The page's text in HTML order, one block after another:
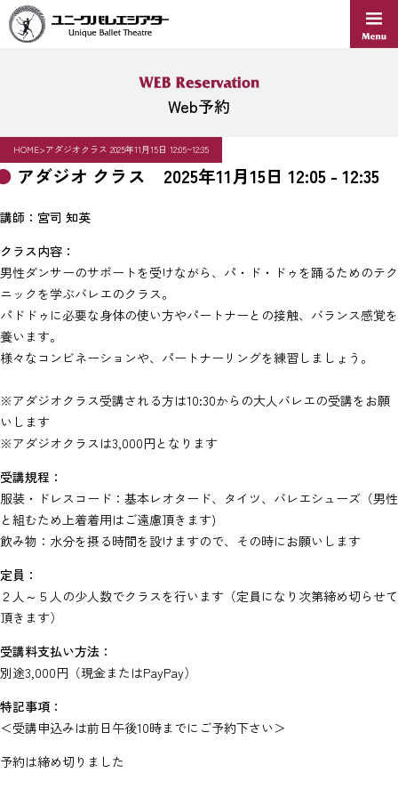
Web予約
HOME>アダジオクラス 2025年11月15日 12:05~12:35
アダジオ クラス 2025年11月15日 12:05 - 12:35
講師：宮司 知英
クラス内容：
男性ダンサーのサポートを受けながら、パ・ド・ドゥを踊るためのテク
ニックを学ぶバレエのクラス。
パドドゥに必要な身体の使い方やパートナーとの接触、バランス感覚を
養います。
様々なコンビネーションや、パートナーリングを練習しましょう。
※アダジオクラス受講される方は10:30からの大人バレエの受講をお願
いします
※アダジオクラスは3,000円となります
受講規程：
服装・ドレスコード：基本レオタード、タイツ、バレエシューズ（男性
と組むため上着着用はご遠慮頂きます)
飲み物：水分を摂る時間を設けますので、その時にお願いします
定員：
２人～５人の少人数でクラスを行います（定員になり次第締め切らせて
頂きます）
受講料支払い方法：
別途3,000円（現金またはPayPay）
特記事項：
＜受講申込みは前日午後10時までにご予約下さい＞
予約は締め切りました